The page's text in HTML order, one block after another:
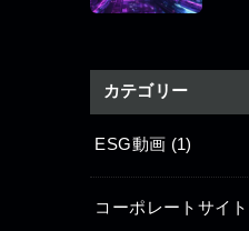
カテゴリー
ESG動画 (1)
コーポレートサイト